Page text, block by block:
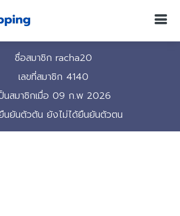
ชื่อสมาชิก racha20
เลขที่สมาชิก 4140
นสมาชิกเมื่อ 09 ก.พ 2026
นยันตัวต้น ยังไม่ได้ยืนยันตัวตน